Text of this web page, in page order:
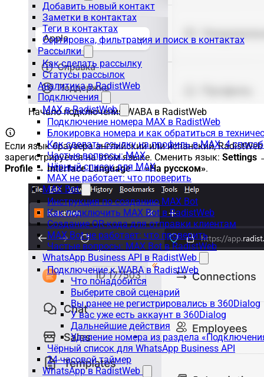
Добавить новый контакт
Заметки в контактах
Теги в контактах
Сортировка, фильтрация и поиск в контактах
Рассылки
Как сделать рассылку
Статусы рассылок
Аналитика в RadistWeb
Подключения
MAX в RadistWeb
Подключение номера MAX в RadistWeb
Блокировка номера и как обратиться в
Как сделать ссылку на профиль в MAX: 4
Частые вопросы: MAX
Чёрный список для MAX
MAX не работает: что проверить
MAX Bot
Инструкция по созданию MAX Bot
Как подключить MAX Bot в RadistWeb
Создание QR-кода для отправки клиентам
MAX Bot не работает: что проверить
Частые вопросы: MAX Bot в RadistWeb
WhatsApp Business API в RadistWeb
Подключение к WABA в RadistWeb
Что понадобится
Выберите свой сценарий
Вы ранее не регистрировались в 360Dialog
У вас уже есть аккаунт в 360Dialog
Дальнейшие действия
Удаление номера из раздела
Чёрный список для WhatsApp Business API
24-часовой таймер
WhatsApp в RadistWeb
Начало подключения WABA в RadistWeb
Если язык браузера английский или испанский, RadistWeb
зарегистрируется на этом языке. Сменить язык: Settings
Profile → Interface Language → «На русском».